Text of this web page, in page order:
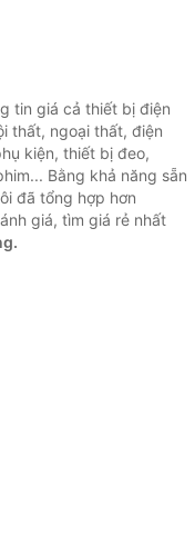
tin giá cả thiết bị điện
thất, ngoại thất, điện
kiện, thiết bị đeo,
Bằng khả năng sẵn
đã tổng hợp hơn
giá, tìm giá rẻ nhất